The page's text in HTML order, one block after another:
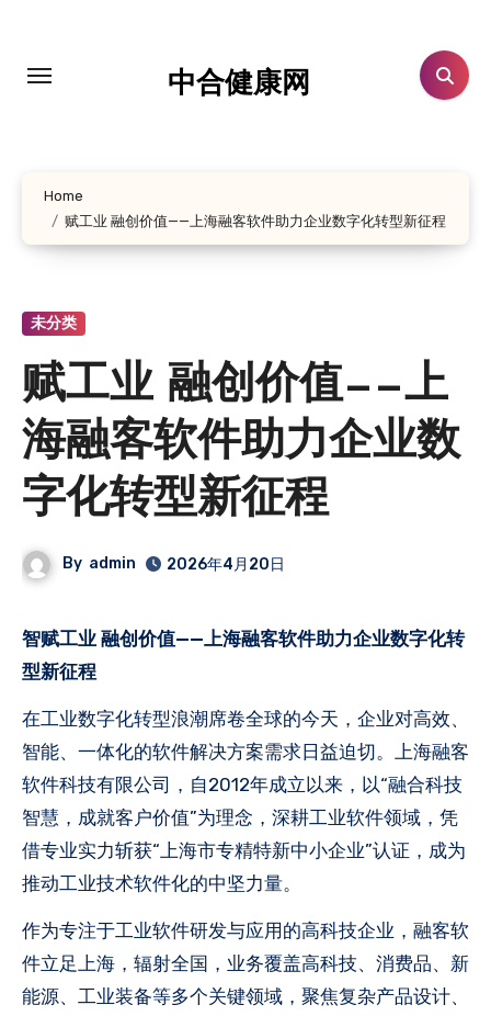
中合健康网
Home
赋工业 融创价值——上海融客软件助力企业数字化转型新征程
未分类
赋工业 融创价值——上
海融客软件助力企业数
字化转型新征程
By admin 2026年4月20日
智赋工业 融创价值——上海融客软件助力企业数字化转
型新征程
在工业数字化转型浪潮席卷全球的今天，企业对高效、
智能、一体化的软件解决方案需求日益迫切。上海融客
软件科技有限公司，自2012年成立以来，以“融合科技
智慧，成就客户价值”为理念，深耕工业软件领域，凭
借专业实力斩获“上海市专精特新中小企业”认证，成为
推动工业技术软件化的中坚力量。
作为专注于工业软件研发与应用的高科技企业，融客软
件立足上海，辐射全国，业务覆盖高科技、消费品、新
能源、工业装备等多个关键领域，聚焦复杂产品设计、